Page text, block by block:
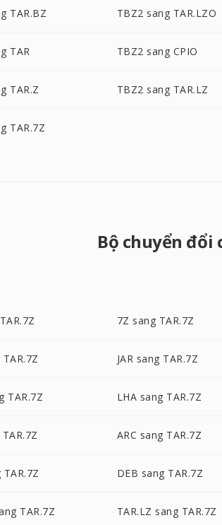
TAR.BZ TBZ2 sang TAR.LZO
TAR TBZ2 sang CPIO
TAR.Z TBZ2 sang TAR.LZ
TAR.7Z
Bộ chuyển đổi
7Z sang TAR.7Z
JAR sang TAR.7Z
TAR.7Z LHA sang TAR.7Z
ARC sang TAR.7Z
DEB sang TAR.7Z
TAR.7Z TAR.LZ sang TAR.7Z